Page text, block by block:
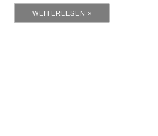
WEITERLESEN »